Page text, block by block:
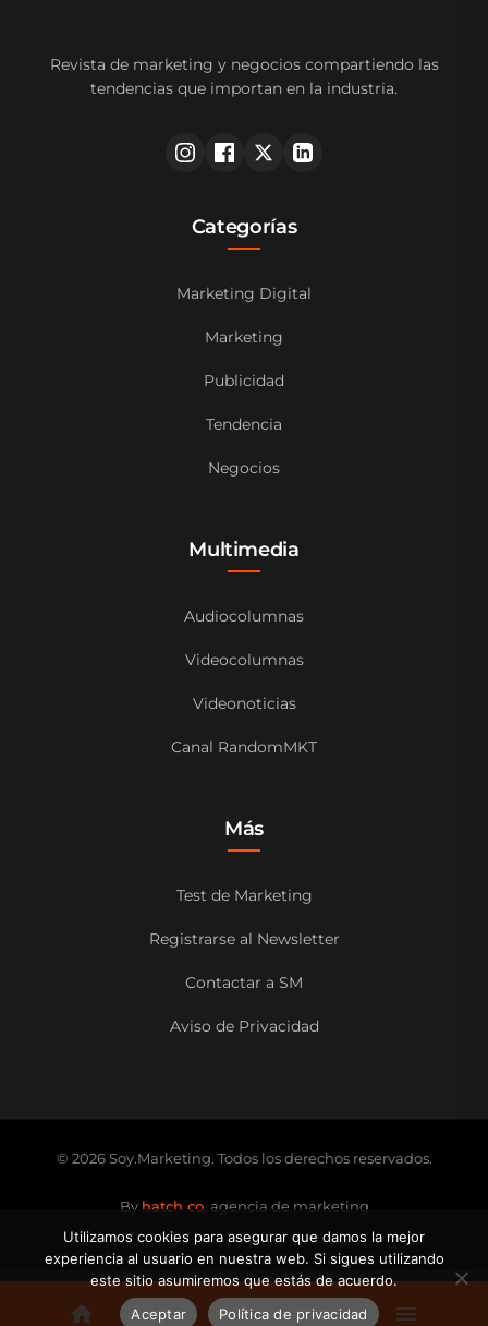
Revista de marketing y negocios compartiendo las
tendencias que importan en la industria.
Categorías
Marketing Digital
Marketing
Publicidad
Tendencia
Negocios
Multimedia
Audiocolumnas
Videocolumnas
Videonoticias
Canal RandomMKT
Más
Test de Marketing
Registrarse al Newsletter
Contactar a SM
Aviso de Privacidad
© 2026 Soy.Marketing. Todos los derechos reservados.
By hatch co. agencia de marketing
Utilizamos cookies para asegurar que damos la mejor
experiencia al usuario en nuestra web. Si sigues utilizando
este sitio asumiremos que estás de acuerdo.
Aceptar
Política de privacidad